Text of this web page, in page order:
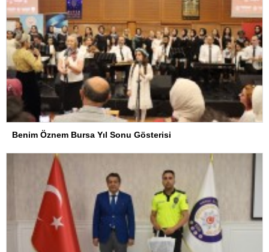
Benim Öznem Bursa Yıl Sonu Gösterisi